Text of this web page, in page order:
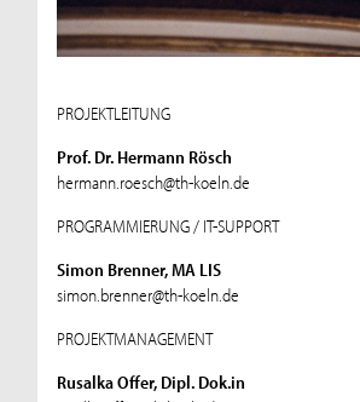
PROJEKTLEITUNG
Prof. Dr. Hermann Rösch
hermann.roesch@th-koeln.de
PROGRAMMIERUNG / IT-SUPPORT
Simon Brenner, MA LIS
simon.brenner@th-koeln.de
PROJEKTMANAGEMENT
Rusalka Offer, Dipl. Dok.in